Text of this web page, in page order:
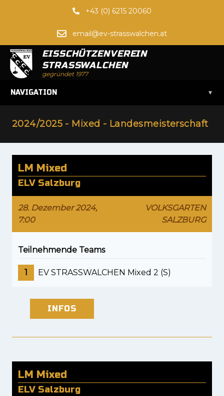
+43 (0) 6215 20060
email@ev-strasswalchen.at
EISSCHÜTZENVEREIN
STRASSWALCHEN
gegründet 1977
NAVIGATION ▾
2024/2025 - Mixed - Landesmeisterschaft
LM Mixed
ELV Salzburg
28. Dezember 2024,
7:00
VOLKSGARTEN
SALZBURG
Teilnehmende Teams
1 EV STRASSWALCHEN Mixed 2 (S)
INFOS
LM Mixed
ELV Salzburg